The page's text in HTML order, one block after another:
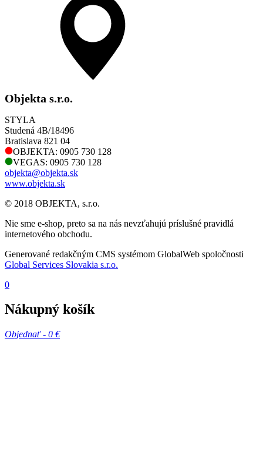
Objekta s.r.o.
STYLA
Studená 4B/18496
Bratislava 821 04
OBJEKTA: 0905 730 128
VEGAS: 0905 730 128
objekta@objekta.sk
www.objekta.sk
© 2018 OBJEKTA, s.r.o.
Nie sme e-shop, preto sa na nás nevzťahujú príslušné pravidlá
internetového obchodu.
Generované redakčným CMS systémom GlobalWeb spoločnosti
Global Services Slovakia s.r.o.
0
Nákupný košík
Objednať - 0 €